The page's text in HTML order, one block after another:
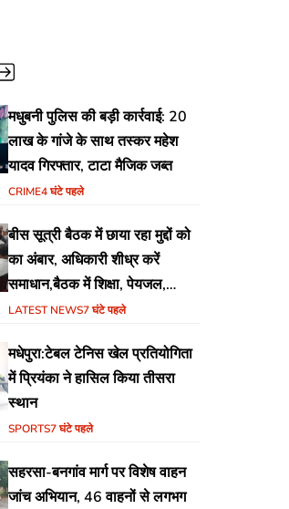
मधुबनी पुलिस की बड़ी कार्रवाई: 20
लाख के गांजे के साथ तस्कर महेश
यादव गिरफ्तार, टाटा मैजिक जब्त
CRIME4 घंटे पहले
बीस सूत्री बैठक में छाया रहा मुद्दों को
का अंबार, अधिकारी शीध्र करें
समाधान,बैठक में शिक्षा, पेयजल,
जलजमाव,आवास ,व किसानों के
LATEST NEWS7 घंटे पहले
मधेपुरा:टेबल टेनिस खेल प्रतियोगिता
में प्रियंका ने हासिल किया तीसरा
स्थान
SPORTS7 घंटे पहले
सहरसा-बनगांव मार्ग पर विशेष वाहन
जांच अभियान, 46 वाहनों से लगभग